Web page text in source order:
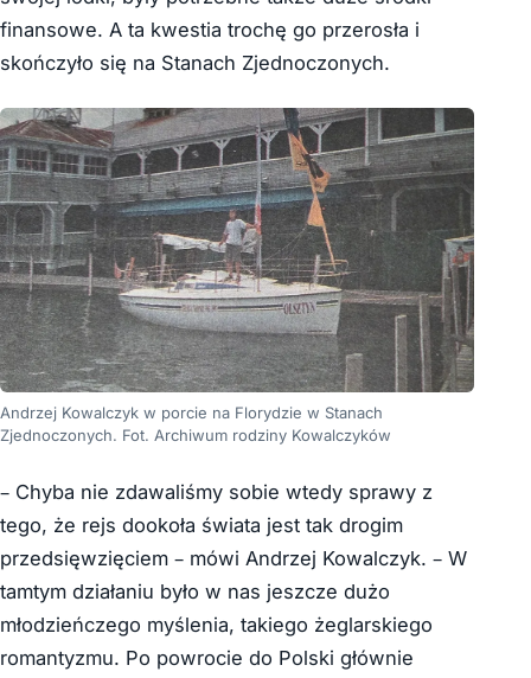
finansowe. A ta kwestia trochę go przerosła i
skończyło się na Stanach Zjednoczonych.
Andrzej Kowalczyk w porcie na Florydzie w Stanach
Zjednoczonych. Fot. Archiwum rodziny Kowalczyków
– Chyba nie zdawaliśmy sobie wtedy sprawy z
tego, że rejs dookoła świata jest tak drogim
przedsięwzięciem – mówi Andrzej Kowalczyk. – W
tamtym działaniu było w nas jeszcze dużo
młodzieńczego myślenia, takiego żeglarskiego
romantyzmu. Po powrocie do Polski głównie